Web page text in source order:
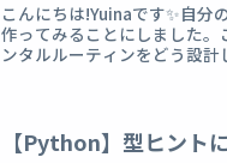
こんにちは!Yuinaです✨自分
作ってみることにしました
ンタルルーティンをどう設
【Python】型ヒント